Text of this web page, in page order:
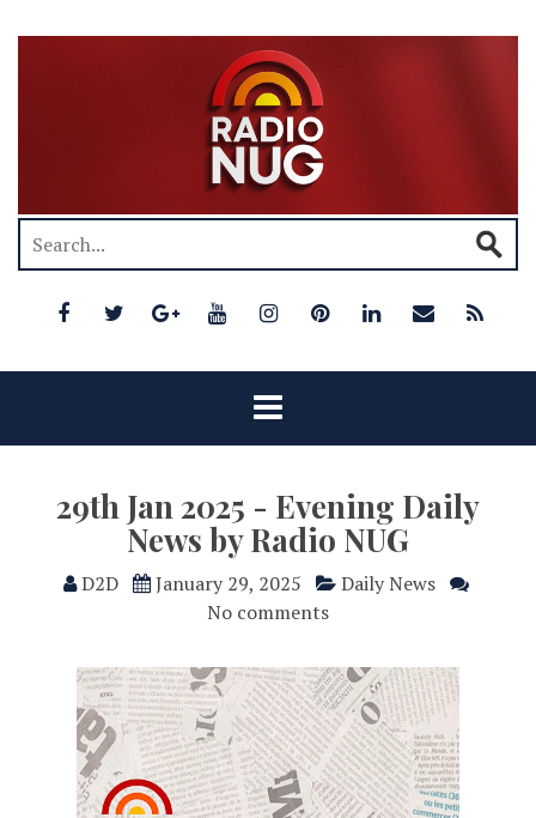
29th Jan 2025 - Evening Daily
News by Radio NUG
D2D January 29, 2025
Daily News
No comments